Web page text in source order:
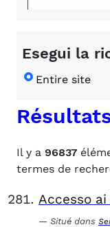
Esegui la
Entire site
Il y a 96837
termes de
Accesso
Situé dans